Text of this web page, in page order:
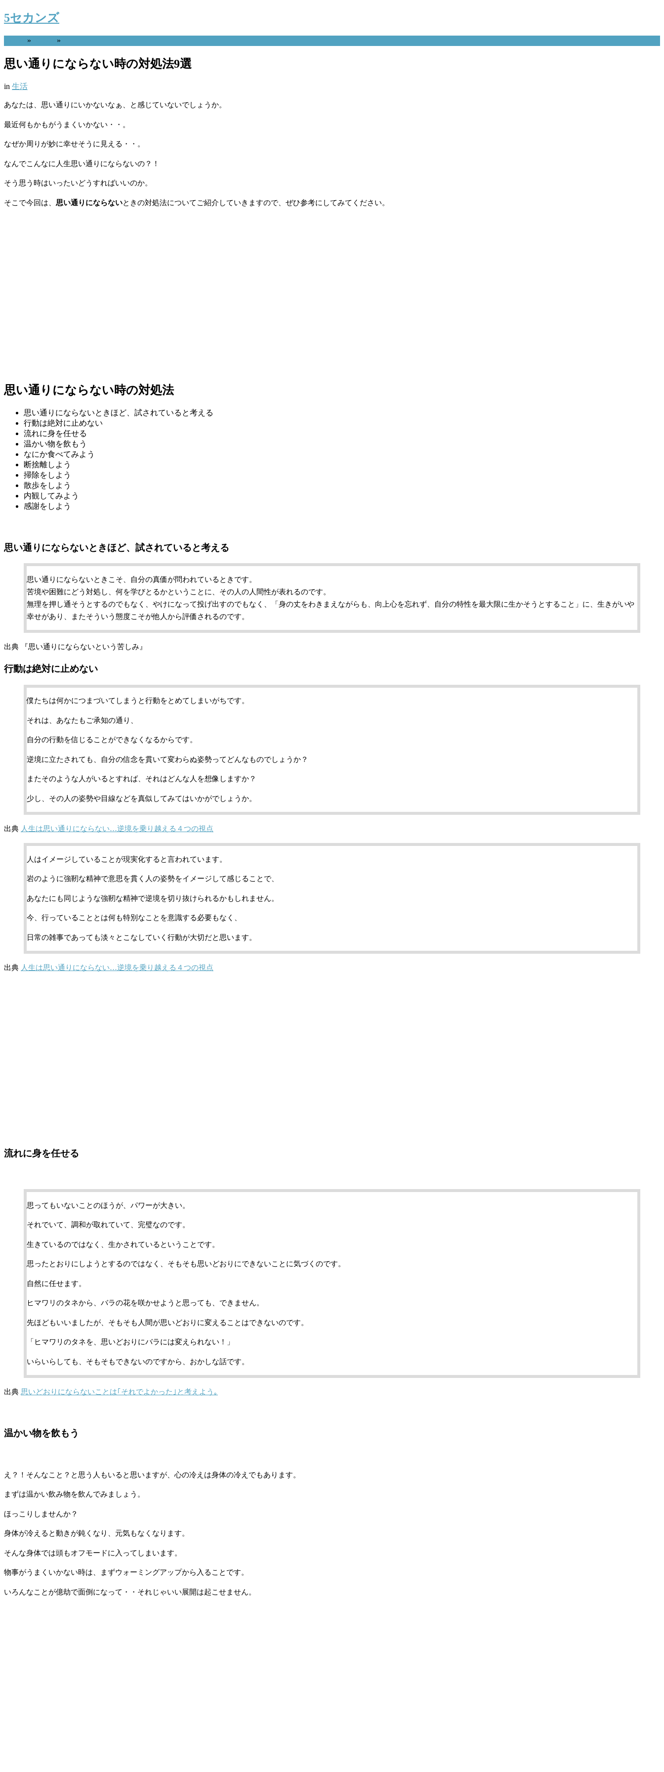
5セカンズ
» »
思い通りにならない時の対処法9選
in 生活
あなたは、思い通りにいかないなぁ、と感じていないでしょうか。
最近何もかもがうまくいかない・・。
なぜか周りが妙に幸せそうに見える・・。
なんでこんなに人生思い通りにならないの？！
そう思う時はいったいどうすればいいのか。
そこで今回は、 思い通りにならないときの対処法についてご紹介していきますので、ぜひ参考にしてみてください。
思い通りにならない時の対処法
思い通りにならないときほど、試されていると考える
行動は絶対に止めない
流れに身を任せる
温かい物を飲もう
なにか食べてみよう
断捨離しよう
掃除をしよう
散歩をしよう
内観してみよう
感謝をしよう
思い通りにならないときほど、試されていると考える
思い通りにならないときこそ、自分の真価が問われているときです。
苦境や困難にどう対処し、何を学びとるかということに、その人の人間性が表れるのです。
無理を押し通そうとするのでもなく、やけになって投げ出すのでもなく、「身の丈をわきまえながらも、向上心を忘れず、自分の特性を最大限に生かそうとすること」に、生きがいや
幸せがあり、またそういう態度こそが他人から評価されるのです。
出典 『思い通りにならないという苦しみ』
行動は絶対に止めない
僕たちは何かにつまづいてしまうと行動をとめてしまいがちです。
それは、あなたもご承知の通り、
自分の行動を信じることができなくなるからです。
逆境に立たされても、自分の信念を貫いて変わらぬ姿勢ってどんなものでしょうか？
またそのような人がいるとすれば、それはどんな人を想像しますか？
少し、その人の姿勢や目線などを真似してみてはいかがでしょうか。
出典 人生は思い通りにならない…逆境を乗り越える４つの視点
人はイメージしていることが現実化すると言われています。
岩のように強靭な精神で意思を貫く人の姿勢をイメージして感じることで、
あなたにも同じような強靭な精神で逆境を切り抜けられるかもしれません。
今、行っていることとは何も特別なことを意識する必要もなく、
日常の雑事であっても淡々とこなしていく行動が大切だと思います。
出典 人生は思い通りにならない…逆境を乗り越える４つの視点
流れに身を任せる
思ってもいないことのほうが、パワーが大きい。
それでいて、調和が取れていて、完璧なのです。
生きているのではなく、生かされているということです。
思ったとおりにしようとするのではなく、そもそも思いどおりにできないことに気づくのです。
自然に任せます。
ヒマワリのタネから、バラの花を咲かせようと思っても、できません。
先ほどもいいましたが、そもそも人間が思いどおりに変えることはできないのです。
「ヒマワリのタネを、思いどおりにバラには変えられない！」
いらいらしても、そもそもできないのですから、おかしな話です。
出典 思いどおりにならないことは｢それでよかった｣と考えよう｡
温かい物を飲もう
え？！そんなこと？と思う人もいると思いますが、心の冷えは身体の冷えでもあります。
まずは温かい飲み物を飲んでみましょう。
ほっこりしませんか？
身体が冷えると動きが鈍くなり、元気もなくなります。
そんな身体では頭もオフモードに入ってしまいます。
物事がうまくいかない時は、まずウォーミングアップから入ることです。
いろんなことが億劫で面倒になって・・それじゃいい展開は起こせません。